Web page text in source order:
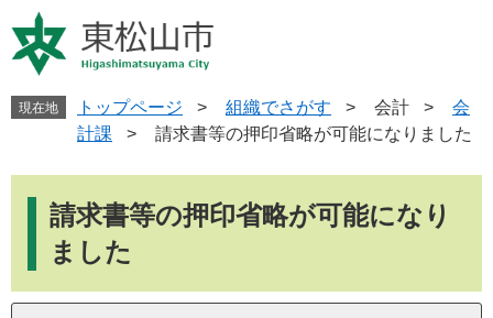
ー
ジ
す
ニ
ュ
し
現在地 トップページ > 組織でさがす > 会計 >
会
計課
> 請求書等の押印省略が可能になりました
請求書等の押印省略が可能になり
ました